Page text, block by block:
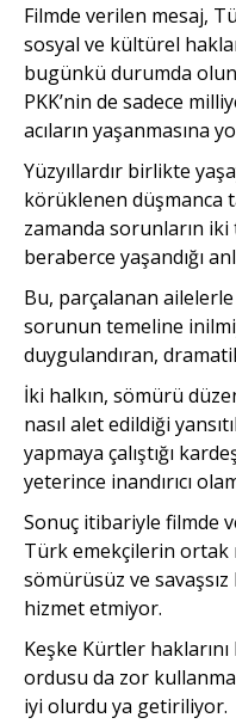
Filmde verilen mesaj,
sosyal ve kültürel
bugünkü durumda
PKK’nin de sadece
acıların yaşanmasına
Yüzyıllardır birlikte
körüklenen düşmanca
zamanda sorunların
beraberce yaşandığı
Bu, parçalanan ailelerle
sorunun temeline
duygulandıran,
İki halkın, sömürü
nasıl alet edildiği
yapmaya çalıştığı
yeterince inandırıcı
Sonuç itibariyle filmde
Türk emekçilerin ortak
sömürüsüz ve
hizmet etmiyor.
Keşke Kürtler
ordusu da zor
iyi olurdu ya getiriliyor.